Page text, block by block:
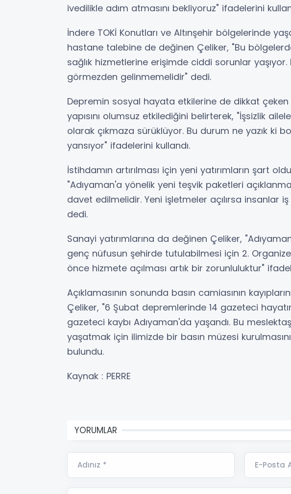
ivedilikle adım atmasını bekliyoruz" ifadelerini
İndere TOKİ Konutları ve Altınşehir bölgelerinde
hastane talebine de değinen Çeliker, "Bu
sağlık hizmetlerine erişimde ciddi sorunlar
görmezden gelinmemelidir" dedi.
Depremin sosyal hayata etkilerine de dikkat çeken
yapısını olumsuz etkilediğini belirterek, "İşsizlik
olarak çıkmaza sürüklüyor. Bu durum ne yazık ki
yansıyor" ifadelerini kullandı.
İstihdamın artırılması için yeni yatırımların şart
"Adıyaman'a yönelik yeni teşvik paketleri
davet edilmelidir. Yeni işletmeler açılırsa insanlar
dedi.
Sanayi yatırımlarına da değinen Çeliker,
genç nüfusun şehirde tutulabilmesi için 2.
önce hizmete açılması artık bir zorunluluktur"
Açıklamasının sonunda basın camiasının
Çeliker, "6 Şubat depremlerinde 14 gazeteci
gazeteci kaybı Adıyaman'da yaşandı. Bu
yaşatmak için ilimizde bir basın müzesi
bulundu.
Kaynak : PERRE
YORUMLAR
Adınız * E-Posta